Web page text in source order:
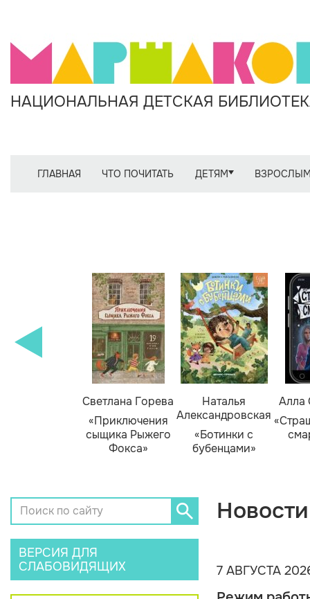
НАЦИОНАЛЬНАЯ ДЕТСКАЯ
ГЛАВНАЯ ЧТО ПОЧИТАТЬ ДЕТЯМ
Наталья
Александровская
«Ботинки с
бубенцами»
Алла Озорнина
«Страшная тайна
смартфона»
ВЕРСИЯ ДЛЯ
СЛАБОВИДЯЩИХ
Новости
7 АВГУСТА